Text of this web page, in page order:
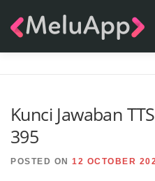
Kunci Jawaban
395
POSTED ON 12 OCTOBER